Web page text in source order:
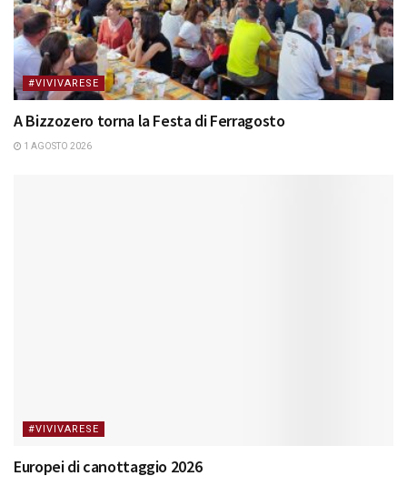
#VIVIVARESE
A Bizzozero torna la Festa di Ferragosto
1 AGOSTO 2026
#VIVIVARESE
Europei di canottaggio 2026